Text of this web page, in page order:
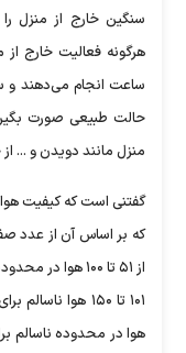
سنگین خارج از منزل
هرگونه فعالیت خارج
ساعت انجام می‌دهند
حالت طبیعی صورت
منزل مانند دویدن و ...
از ۵۱ تا ۱۰۰